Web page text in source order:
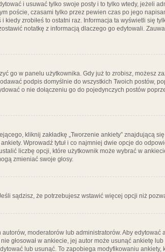
i usuwać tylko swoje posty i to tylko wtedy, jeżeli
poście, czasami tylko przez pewien czas po jego
zrobiłeś to ostatni raz. Informacja ta wyświetli się
notatkę z informacją dlaczego go edytowali.
go w panelu użytkownika. Gdy już to zrobisz, możesz
podpis domyślnie do wszystkich Twoich postów,
o nie dołączeniu go do pojedynczych postów
kliknij zakładkę „Tworzenie ankiety” znajdującą
Wprowadź tytuł i co najmniej dwie opcje do
liczbę opcji, które użytkownik może wybrać w
zmieniać swoje głosy.
sądzisz, że potrzebujesz wstawić więcej opcji niż
moderatorów lub administratorów. Aby
głosował w ankiecie, jej autor może usunąć ankietę
lub usunąć. To zapobiega modyfikowaniu ankiety,